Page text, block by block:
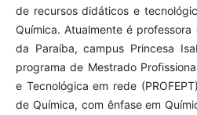
de recursos didáticos e
Química. Atualmente é
da Paraíba, campus Princesa
programa de Mestrado
e Tecnológica em rede
de Química, com ênfase em